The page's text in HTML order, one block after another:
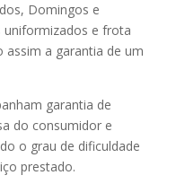
Domingos e
uniformizados e frota
assim a garantia de um
garantia de
do consumidor e
o grau de dificuldade
prestado.